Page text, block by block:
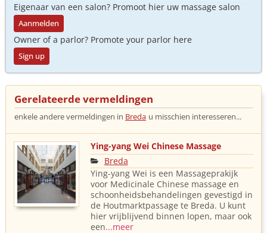
Eigenaar van een salon? Promoot hier uw massage salon
Aanmelden
Owner of a parlor? Promote your parlor here
Sign up
Gerelateerde vermeldingen
enkele andere vermeldingen in Breda u misschien interesseren...
Ying-yang Wei Chinese Massage
Breda
Ying-yang Wei is een Massageprakijk
voor Medicinale Chinese massage en
schoonheidsbehandelingen gevestigd in
de Houtmarktpassage te Breda. U kunt
hier vrijblijvend binnen lopen, maar ook
een...meer